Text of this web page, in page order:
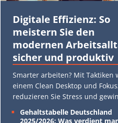
Digitale Effizienz: So
meistern Sie den
modernen
sicher und produktiv
Smarter arbeiten? Mit Taktiken
einem Clean Desktop und
reduzieren Sie Stress und
Gehaltstabelle Deutschland
2025/2026: Was verdient